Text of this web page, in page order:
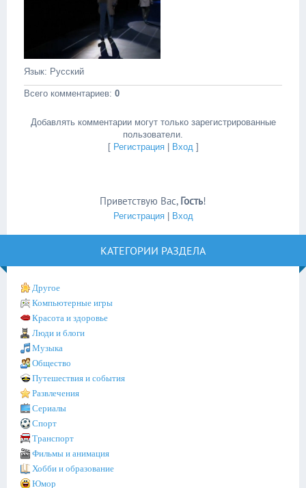
Язык: Русский
Всего комментариев: 0
Добавлять комментарии могут только зарегистрированные
пользователи.
[ Регистрация| Вход]
Приветствую Вас, Гость!
Регистрация| Вход
КАТЕГОРИИ РАЗДЕЛА
Другое
Компьютерные игры
Красота и здоровье
Люди и блоги
Музыка
Общество
Путешествия и события
Развлечения
Сериалы
Спорт
Транспорт
Фильмы и анимация
Хобби и образование
Юмор